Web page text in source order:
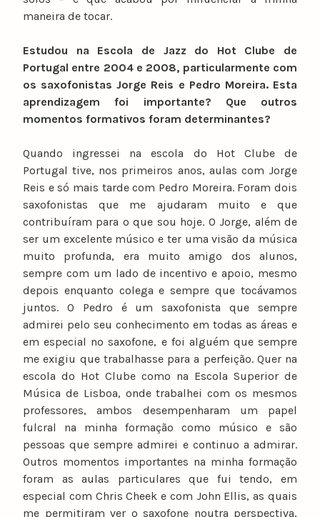
maneira de tocar.
Estudou na Escola de Jazz do Hot Clube de
Portugal entre 2004 e 2008, particularmente com
os saxofonistas Jorge Reis e Pedro Moreira. Esta
aprendizagem foi importante? Que outros
momentos formativos foram determinantes?
Quando ingressei na escola do Hot Clube de
Portugal tive, nos primeiros anos, aulas com Jorge
Reis e só mais tarde com Pedro Moreira. Foram dois
saxofonistas que me ajudaram muito e que
contribuíram para o que sou hoje. O Jorge, além de
ser um excelente músico e ter uma visão da música
muito profunda, era muito amigo dos alunos,
sempre com um lado de incentivo e apoio, mesmo
depois enquanto colega e sempre que tocávamos
juntos. O Pedro é um saxofonista que sempre
admirei pelo seu conhecimento em todas as áreas e
em especial no saxofone, e foi alguém que sempre
me exigiu que trabalhasse para a perfeição. Quer na
escola do Hot Clube como na Escola Superior de
Música de Lisboa, onde trabalhei com os mesmos
professores, ambos desempenharam um papel
fulcral na minha formação como músico e são
pessoas que sempre admirei e continuo a admirar.
Outros momentos importantes na minha formação
foram as aulas particulares que fui tendo, em
especial com Chris Cheek e com John Ellis, as quais
me permitiram ver o saxofone noutra perspectiva,